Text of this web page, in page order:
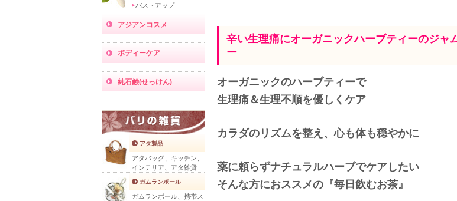
辛い生理痛にオーガニックハーブティーのジャ
ー
オーガニックのハーブティーで
生理痛＆生理不順を優しくケア
カラダのリズムを整え、心も体も穏やかに
薬に頼らずナチュラルハーブでケアしたい
そんな方におススメの『毎日飲むお茶』
バストアップ
アジアンコスメ
ボディーケア
純石鹸(せっけん)
アタ製品
アタバッグ、キッチン、
インテリア、アタ雑貨
ガムランボール
ガムランボール、携帯ス